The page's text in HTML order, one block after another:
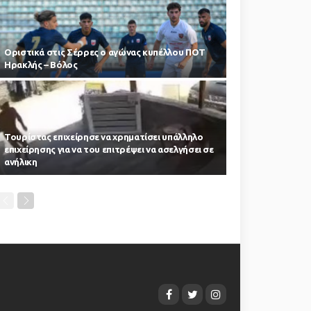
Οριστικά στις Σέρρες ο αγώνας κυπέλλου ΠΟΤ
Ηρακλής – Βόλος
Τουρίστας επιχείρησε να χρηματίσει υπάλληλο
επιχείρησης για να του επιτρέψει να ασελγήσει σε
ανήλικη